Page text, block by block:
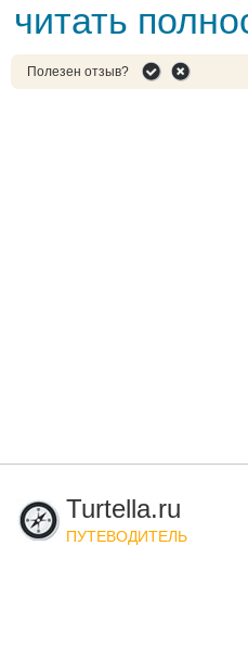
читать
Полезен отзыв?
Turtella.ru
ПУТЕВОДИТЕЛЬ